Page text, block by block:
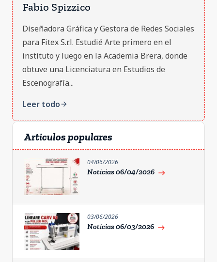
Fabio Spizzico
Diseñadora Gráfica y Gestora de Redes Sociales
para Fitex S.r.l. Estudié Arte primero en el
instituto y luego en la Academia Brera, donde
obtuve una Licenciatura en Estudios de
Escenografía...
Leer todoarrow_forward
Articulos populares
04/06/2026
Noticias 06/04/2026 east
03/06/2026
Noticias 06/03/2026 east